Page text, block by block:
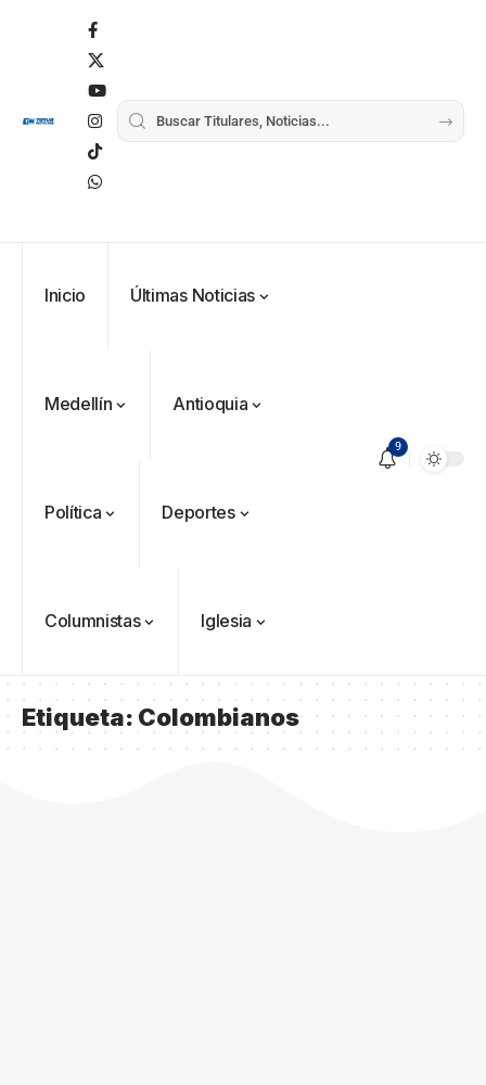
Inicio Últimas Noticias
Medellín Antioquia
Política Deportes
Columnistas Iglesia
9
Etiqueta:Colombianos